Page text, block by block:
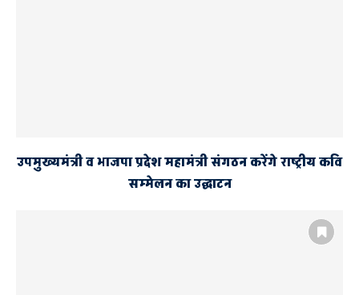
उपमुख्यमंत्री व भाजपा प्रदेश महामंत्री संगठन करेंगे राष्ट्रीय कवि
सम्मेलन का उद्घाटन